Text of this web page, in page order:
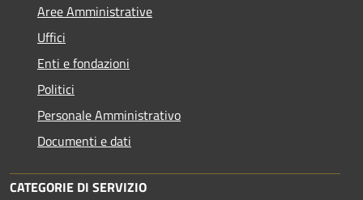
Aree Amministrative
Uffici
Enti e fondazioni
Politici
Personale Amministrativo
Documenti e dati
CATEGORIE DI SERVIZIO